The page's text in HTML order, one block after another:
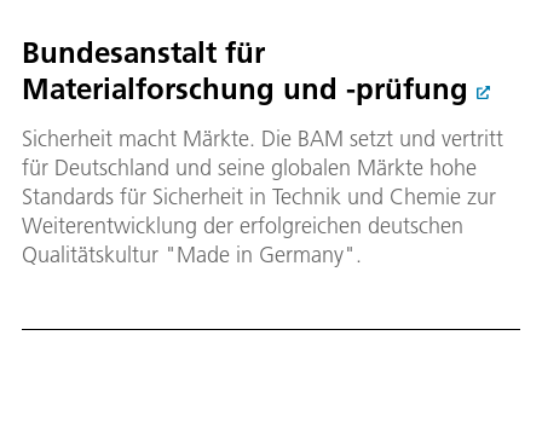
Bundesanstalt für
Materialforschung und -prüfung
Sicherheit macht Märkte. Die BAM setzt und vertritt
für Deutschland und seine globalen Märkte hohe
Standards für Sicherheit in Technik und Chemie zur
Weiterentwicklung der erfolgreichen deutschen
Qualitätskultur "Made in Germany".